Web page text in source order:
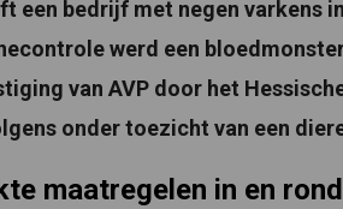
een bedrijf met negen varkens
werd een
van AVP door het
onder toezicht van een
maatregelen in en